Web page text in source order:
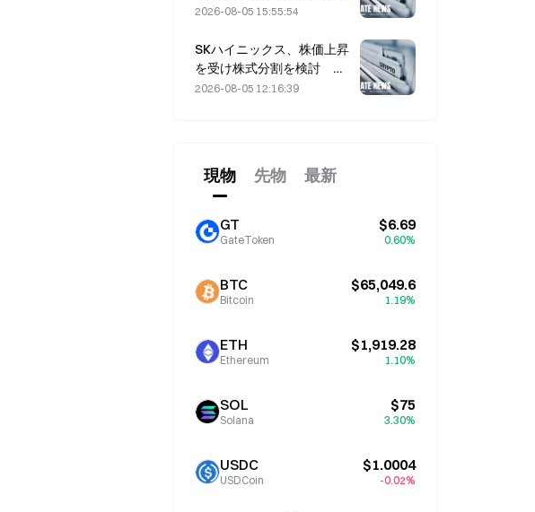
需要を追い風に売上高5％増
2026-08-05 15:55:54
SKハイニックス、株価上昇
を受け株式分割を検討 幹
部「不可能ではない」
2026-08-05 12:16:39
現物 先物 最新
GT
GateToken
$6.69
0.60%
BTC
Bitcoin
$65,049.6
1.19%
ETH
Ethereum
$1,919.28
1.10%
SOL
Solana
$75
3.30%
USDC
USDCoin
$1.0004
-0.02%